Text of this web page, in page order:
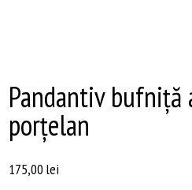
Pandantiv bufniță
porțelan
175,00lei